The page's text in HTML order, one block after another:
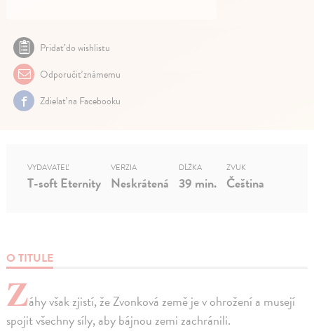
Pridať do wishlistu
Odporučiť známemu
Zdielať na Facebooku
O TITULE
Záhy však zjistí, že Zvonková země je v ohrožení a musejí
spojit všechny síly, aby bájnou zemi zachránili.
VYDAVATEĽ
T-soft Eternity
VERZIA
Neskrátená
DĹŽKA
39 min.
ZVUK
Čeština